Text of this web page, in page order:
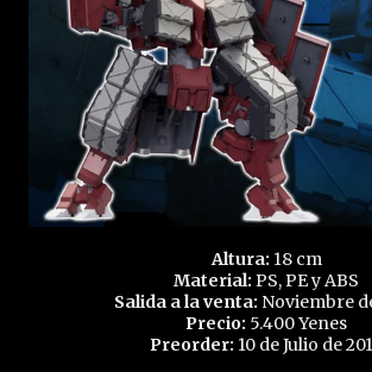
Altura: 18 cm
Material: PS, PE y ABS
Salida a la venta: Noviembre
Precio: 5.400 Yenes
Preorder: 10 de Julio de